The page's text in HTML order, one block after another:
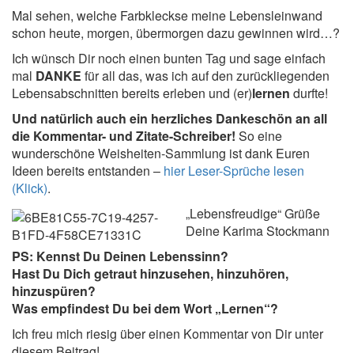
Mal sehen, welche Farbkleckse meine Lebensleinwand
schon heute, morgen, übermorgen dazu gewinnen wird…?
Ich wünsch Dir noch einen bunten Tag und sage einfach
mal DANKE für all das, was ich auf den zurückliegenden
Lebensabschnitten bereits erleben und (er)lernen durfte!
Und natürlich auch ein herzliches Dankeschön an all
die Kommentar- und Zitate-Schreiber! So eine
wunderschöne Weisheiten-Sammlung ist dank Euren
Ideen bereits entstanden – hier Leser-Sprüche lesen
(Klick).
„Lebensfreudige“ Grüße
Deine Karima Stockmann
PS: Kennst Du Deinen Lebenssinn?
Hast Du Dich getraut hinzusehen, hinzuhören,
hinzuspüren?
Was empfindest Du bei dem Wort „Lernen“?
Ich freu mich riesig über einen Kommentar von Dir unter